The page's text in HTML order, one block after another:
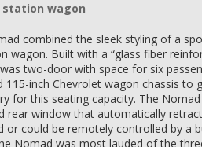
station wagon
combined the sleek styling of a
wagon. Built with a “glass fiber
two-door with space for six
115-inch Chevrolet wagon chassis to
for this seating capacity. The
rear window that automatically
or could be remotely controlled by a
Nomad was most lauded of the